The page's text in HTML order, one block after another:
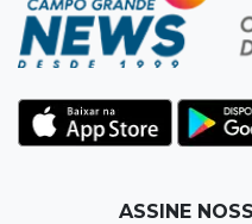
Homem é baleado
policiais militares
22:42Resumão
Palmeiras e Vasco
ASSINE